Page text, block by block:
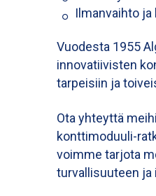
Ilmanvaihto
Vuodesta 1955
innovatiivisten
tarpeisiin ja
Ota yhteyttä
konttimoduuli-
voimme tarjota
turvallisuuteen ja